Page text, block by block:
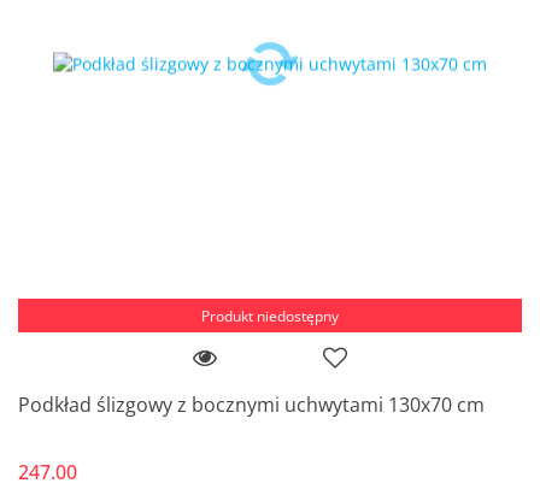
Produkt niedostępny
Podkład ślizgowy z bocznymi uchwytami 130x70 cm
247.00